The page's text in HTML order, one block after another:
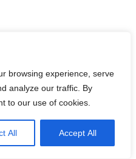
browsing experience, serve
analyze our traffic. By
to our use of cookies.
All Accept All
Suolo